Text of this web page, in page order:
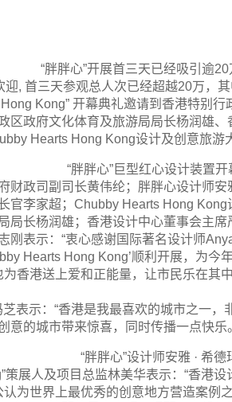
“胖胖心”开展首三天已经吸引逾
迎, 首三天参观总人次已经超越20万，
Kong” 开幕典礼邀请到香港特别
区政府文化体育及旅游局局长杨润雄
Hearts Hong Kong设计及创意旅游
“胖胖心”巨型红心设计装置开
财政司副司长黄伟纶；胖胖心设计师
官李家超；Chubby Hearts Hong
局长杨润雄；香港设计中心董事会主席
刚表示：“衷心感谢国际著名设计师
Hearts Hong Kong’顺利开展，为今
为香港送上爱和正能量，让市民乐在其
芝表示：“香港是我最喜欢的城市之一
意的城市带来惊喜，同时传播一点快乐
“胖胖心”设计师安雅 · 希德
策展人及项目总监林美华表示：“香港
认为世界上最优秀的创意地方营造案